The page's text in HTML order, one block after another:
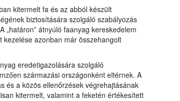
kitermelt fa és az abból készült
biztosítására szolgáló szabályozás
átnyúló faanyag kereskedelem
azonban már összehangolt
eredetigazolására szolgáló
származási országonként eltérnek. A
és a közös ellenőrzések végrehajtásának
kitermelt, valamint a feketén értékesített